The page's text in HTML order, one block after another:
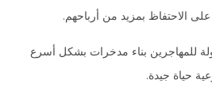
على الاحتفاظ بمزيد من أرباحهم.
للمهاجرين بناء مدخرات بشكل أسرع
حياة جيدة.